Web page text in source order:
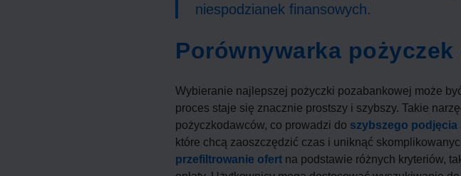
niespodzianek finansowych.
Porównywarka
Wybieranie najlepszej pożyczki pozabankowej może
proces staje się znacznie prostszy i szybszy. Takie
pożyczkodawców, co prowadzi do szybszego
które chcą zaoszczędzić czas i uniknąć
przefiltrowanie ofert na podstawie różnych kryteriów,